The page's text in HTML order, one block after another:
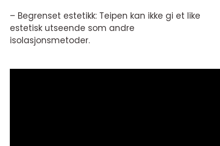
– Begrenset estetikk: Teipen kan ikke gi et like
estetisk utseende som andre
isolasjonsmetoder.